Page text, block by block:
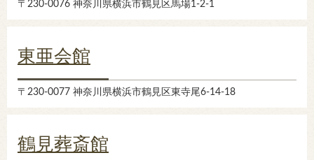
〒230-0076 神奈川県横浜市鶴見区馬場1-2-1
東亜会館
〒230-0077 神奈川県横浜市鶴見区東寺尾6-14-18
鶴見葬斎館